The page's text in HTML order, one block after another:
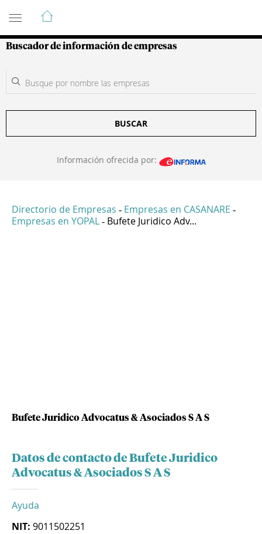
Guía de Empresas Colombianas
Buscador de información de empresas
BUSCAR
Información ofrecida por:
Directorio de Empresas - Empresas en CASANARE -
Empresas en YOPAL - Bufete Juridico Adv...
Bufete Juridico Advocatus & Asociados S A S
Datos de contacto de Bufete Juridico
Advocatus & Asociados S A S
Ayuda
NIT: 9011502251